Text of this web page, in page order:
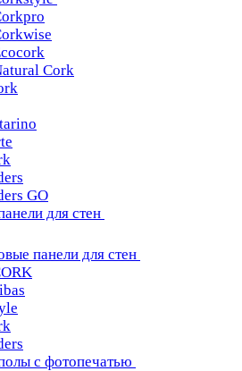
Cork
GO
для стен
панели для стен
с фотопечатью